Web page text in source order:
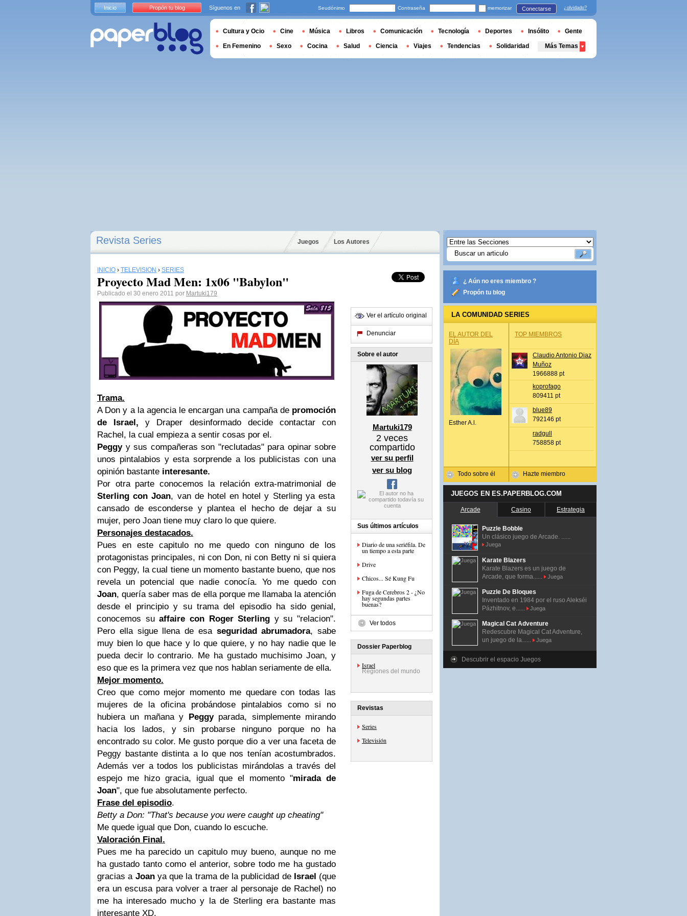
Revista Series Juegos Los Autores
INICIO › TELEVISIÓN › SERIES
Proyecto Mad Men: 1x06 "Babylon"
Publicado el 30 enero 2011 por Martuki179
Trama.
A Don y a la agencia le encargan una campaña de promoción
de Israel, y Draper desinformado decide contactar con
Rachel, la cual empieza a sentir cosas por el.
Peggy y sus compañeras son "reclutadas" para opinar sobre
unos pintalabios y esta sorprende a los publicistas con una
opinión bastante interesante.
Por otra parte conocemos la relación extra-matrimonial de
Sterling con Joan, van de hotel en hotel y Sterling ya esta
cansado de esconderse y plantea el hecho de dejar a su
mujer, pero Joan tiene muy claro lo que quiere.
Personajes destacados.
Pues en este capitulo no me quedo con ninguno de los
protagonistas principales, ni con Don, ni con Betty ni si quiera
con Peggy, la cual tiene un momento bastante bueno, que nos
revela un potencial que nadie conocía. Yo me quedo con
Joan, quería saber mas de ella porque me llamaba la atención
desde el principio y su trama del episodio ha sido genial,
conocemos suaffaire con Roger Sterling y su "relacion".
Pero ella sigue llena de esa seguridad abrumadora, sabe
muy bien lo que hace y lo que quiere, y no hay nadie que le
pueda decir lo contrario. Me ha gustado muchisimo Joan, y
eso que es la primera vez que nos hablan seriamente de ella.
Mejor momento.
Creo que como mejor momento me quedare con todas las
mujeres de la oficina probándose pintalabios como si no
hubiera un mañana y
Peggyparada, simplemente mirando
hacia los lados, y sin probarse ninguno porque no ha
encontrado su color. Me gusto porque dio a ver una faceta de
Peggy bastante distinta a lo que nos tenían acostumbrados.
Además ver a todos los publicistas mirándolas a través del
espejo me hizo gracia, igual que el momento "mirada de
Joan", que fue absolutamente perfecto.
Frase del episodio.
Betty a Don: "That's because you were caught up cheating"
Me quede igual que Don, cuando lo escuche.
Valoración Final.
Pues me ha parecido un capitulo muy bueno, aunque no me
ha gustado tanto como el anterior, sobre todo me ha gustado
gracias aJoanya que la trama de la publicidad de Israel (que
era un escusa para volver a traer al personaje de Rachel) no
me ha interesado mucho y la de Sterling era bastante mas
interesante XD.
Ver el artículo original
Denunciar
Sobre el autor
Martuki179
2 veces
compartido
ver su perfil
ver su blog
Sus últimos artículos
Diario de una seriéfila. De
un tiempo a esta parte
Drive
Chicos... Sé Kung Fu
Fuga de Cerebros 2 - ¿No
hay segundas partes
buenas?
Ver todos
Dossier Paperblog
Israel
Regiones del mundo
Revistas
Series
Televisión
¿ Aún no eres miembro ?
Propón tu blog
LA COMUNIDAD SERIES
EL AUTOR DEL
DÍA
Esther A.l.
Todo sobre él
TOP MIEMBROS
Claudio Antonio Diaz
Muñoz
1966888 pt
koprofago
809411 pt
blue89
792146 pt
radgull
758858 pt
Hazte miembro
JUEGOS EN ES.PAPERBLOG.COM
Arcade Casino Estrategia
Puzzle Bobble
Un clásico juego de Arcade. ......
Juega
Karate Blazers
Karate Blazers es un juego de
Arcade, que forma......
Juega
Puzzle De Bloques
Inventado en 1984 por el ruso Alekséi
Pázhitnov, e......
Juega
Magical Cat Adventure
Redescubre Magical Cat Adventure,
un juego de la......
Juega
Descubrir el espacio Juegos
Inicio Propón tu blog Síguenos en Seudónimo Contraseña memorizar Conectarse ¿olvidado?
Cultura y Ocio Cine Música Libros Comunicación Tecnología Deportes Insólito Gente
En Femenino Sexo Cocina Salud Ciencia Viajes Tendencias Solidaridad Más Temas